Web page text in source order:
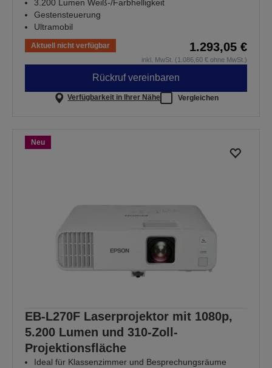
3.200 Lumen Weiß-/Farbhelligkeit
Gestensteuerung
Ultramobil
Aktuell nicht verfügbar 1.293,05 €
inkl. MwSt. (1.086,60 € ohne MwSt.)
Rückruf vereinbaren
Verfügbarkeit in Ihrer Nähe Vergleichen
Neu
EB-L270F Laserprojektor mit 1080p,
5.200 Lumen und 310-Zoll-
Projektionsfläche
Ideal für Klassenzimmer und Besprechungsräume